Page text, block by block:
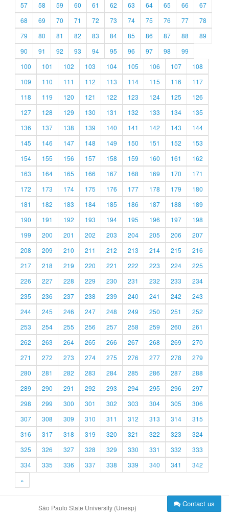
57
58 59 60 61 62 63 64 65 66
67
68
69 70 71 72 73 74 75 76 77
78
79
80 81 82 83 84 85 86 87 88
89
90
91 92 93 94 95 96 97 98
99
100
101 102 103 104 105 106 107
108
109
110 111 112 113 114 115 116
117
118
119 120 121 122 123 124 125
126
127
128 129 130 131 132 133 134
135
136
137 138 139 140 141 142 143
144
145
146 147 148 149 150 151 152
153
154
155 156 157 158 159 160 161
162
163
164 165 166 167 168 169 170
171
172
173 174 175 176 177 178 179
180
181
182 183 184 185 186 187 188
189
190
191 192 193 194 195 196 197
198
199
200 201 202 203 204 205 206
207
208
209 210 211 212 213 214 215
216
217
218 219 220 221 222 223 224
225
226
227 228 229 230 231 232 233
234
235
236 237 238 239 240 241 242
243
244
245 246 247 248 249 250 251
252
253
254 255 256 257 258 259 260
261
262
263 264 265 266 267 268 269
270
271
272 273 274 275 276 277 278
279
280
281 282 283 284 285 286 287
288
289
290 291 292 293 294 295 296
297
298
299 300 301 302 303 304 305
306
307
308 309 310 311 312 313 314
315
316
317 318 319 320 321 322 323
324
325
326 327 328 329 330 331 332
333
334
335 336 337 338 339 340 341
342
»
São Paulo State University (Unesp) Contact us